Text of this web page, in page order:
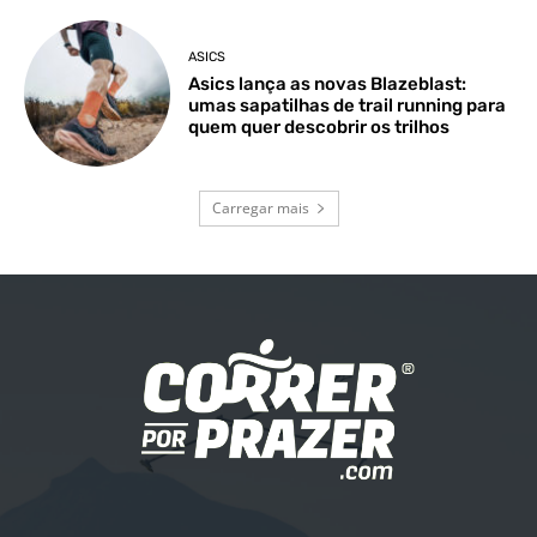
ASICS
Asics lança as novas Blazeblast:
umas sapatilhas de trail running para
quem quer descobrir os trilhos
Carregar mais